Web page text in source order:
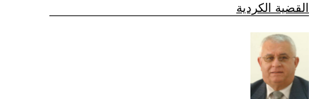
القضية الكردية